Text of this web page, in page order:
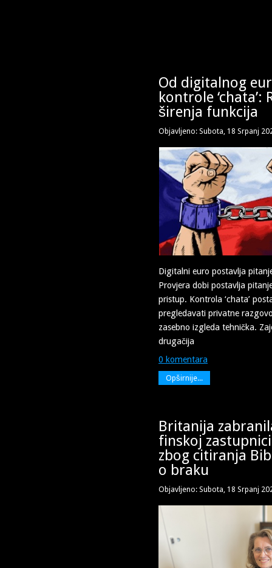
Od digitalnog
kontrole ‘chata’:
širenja funkcija
Objavljeno: Subota, 18 Srpanj
Digitalni euro postavlja
Provjera dobi postavlja
pristup. Kontrola ‘chata’
pregledavati privatne
zasebno izgleda tehnička.
drugačija
0 komentara
Opširnije...
Britanija
finskoj
zbog citiranja
o braku
Objavljeno: Subota, 18 Srpanj